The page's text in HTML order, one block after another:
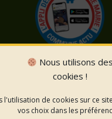
Nous utilisons des
cookies !
l'utilisation de cookies sur ce
vos choix dans les
Côme-et-Maruéjols.